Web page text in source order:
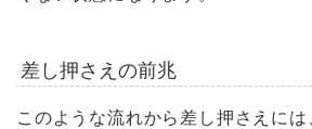
差し押さえの前兆
このような流れから差し押さえに